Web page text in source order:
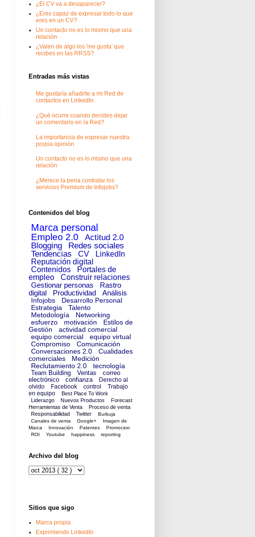
¿El CV va a desaparecer?
¿Eres capaz de expresar todo lo que
eres en un CV?
Un contacto no es lo mismo que una
relación
¿Valen de algo los 'me gusta' que
recibes en las RRSS?
Entradas más vistas
Me gustaría añadirte a mi Red de
contactos en LinkedIn
¿Qué ocurre cuando decides dejar
un comentario en la Red?
La importancia de expresar nuestra
propia opinión
Un contacto no es lo mismo que una
relación
¿Merece la pena contratar los
servicios Premium de Infojobs?
Contenidos del blog
Marca personal
Empleo 2.0
Actitud 2.0
Blogging
Redes sociales
Tendencias
CV
LinkedIn
Reputación digital
Contenidos
Portales de
empleo
Construir relaciones
Gestionar personas
Rastro
digital
Productividad Análisis
Infojobs
Desarrollo Personal
Estrategia
Talento
Metodología
Networking
esfuerzo
motivación
Estilos de
Gestión
actividad comercial
equipo comercial
equipo virtual
Compromiso
Comunicación
Conversaciones 2.0
Cualidades
comerciales
Medición
Reclutamiento 2.0
tecnología
Team Building Ventas
correo
electrónico
confianza
Derecho al
olvido
Facebook control
Trabajo
en equipo
Best Place To Work
Liderazgo
Nuevos Productos
Forecast
Herramientas de Venta
Proceso de venta
Responsabilidad
Twitter
Burbuja
Canales de venta
Google+
Imagen de
Marca
Innovación Patentes
Promocion
ROI
Youtube happiness reporting
Archivo del blog
Sitios que sigo
Marca propia
Exprimiendo LinkedIn